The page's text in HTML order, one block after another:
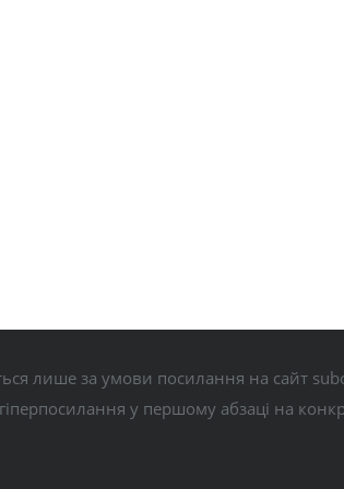
лише за умови посилання на сайт
у першому абзаці на